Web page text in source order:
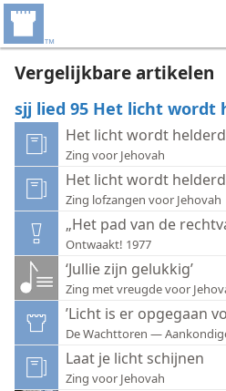
Vergelijkbare artikelen
sjj lied 95 Het licht wordt
Het licht wordt
Zing voor Jehovah
Het licht wordt
Zing lofzangen voor Jehovah
„Het pad van de
Ontwaakt! 1977
‘Jullie zijn gelukkig’
Zing met vreugde voor
’Licht is er opgegaan
De Wachttoren —
Laat je licht schijnen
Zing voor Jehovah